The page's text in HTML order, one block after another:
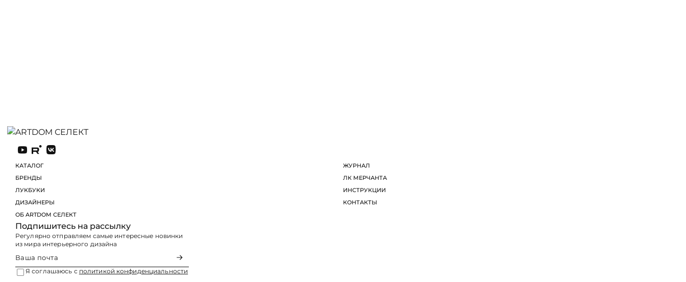
Искусственный материал не просто похож, а максимально реалистичен
на вид и на ощупь. Это позволяет создать комфортный и эстетичный интерьер, который не выглядит дешево. и позволяет представить одну и ту же модель в широком
ценовом диапазоне.
срок 60 рабочих дней